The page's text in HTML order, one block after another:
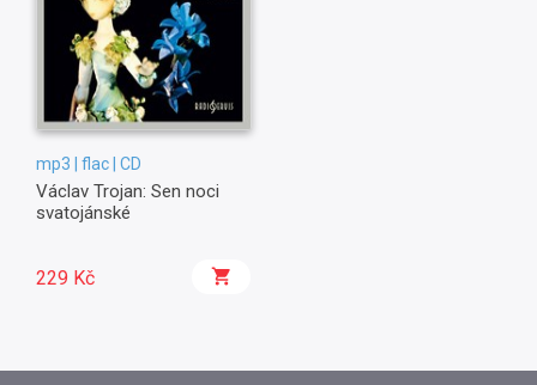
mp3 | flac | CD
Václav Trojan: Sen noci
svatojánské
229 Kč